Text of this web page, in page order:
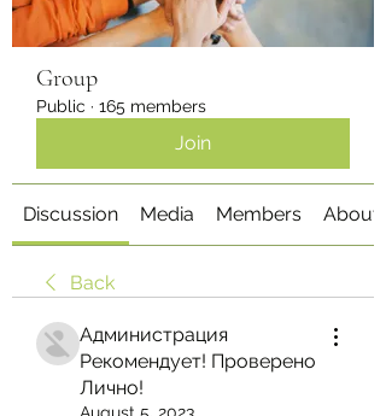
Group
Public · 165 members
Join
Discussion Media Members About
Back
Администрация
Рекомендует! Проверено
Лично!